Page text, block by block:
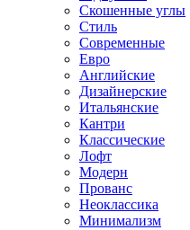
Скошенные углы
Стиль
Современные
Евро
Английские
Дизайнерские
Итальянские
Кантри
Классические
Лофт
Модерн
Прованс
Неоклассика
Минимализм